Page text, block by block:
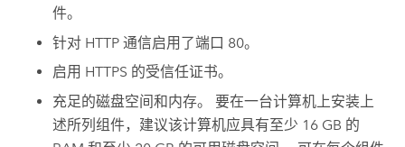
件。
针对 HTTP 通信启用了端口 80。
启用 HTTPS 的受信任证书。
充足的磁盘空间和内存。 要在一台计算机上安装上
述所列组件，建议该计算机应具有至少 16 GB 的